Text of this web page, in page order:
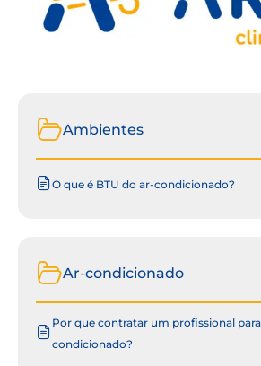
Ambientes
O que é BTU do ar-condicionado?
Ar-condicionado
Por que contratar um profissional
condicionado?